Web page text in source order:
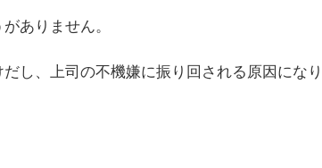
ありません。
し、上司の不機嫌に振り回される原因になり